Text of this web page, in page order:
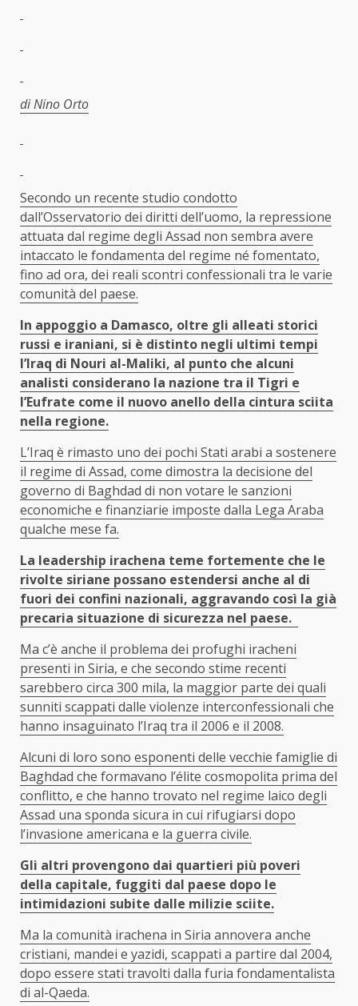
di Nino Orto
Secondo un recente studio condotto
dall’Osservatorio dei diritti dell’uomo, la repressione
attuata dal regime degli Assad non sembra avere
intaccato le fondamenta del regime né fomentato,
fino ad ora, dei reali scontri confessionali tra le varie
comunità del paese.
In appoggio a Damasco, oltre gli alleati storici
russi e iraniani, si è distinto negli ultimi tempi
l’Iraq di Nouri al-Maliki, al punto che alcuni
analisti considerano la nazione tra il Tigri e
l’Eufrate come il nuovo anello della cintura sciita
nella regione.
L’Iraq è rimasto uno dei pochi Stati arabi a sostenere
il regime di Assad, come dimostra la decisione del
governo di Baghdad di non votare le sanzioni
economiche e finanziarie imposte dalla Lega Araba
qualche mese fa.
La leadership irachena teme fortemente che le
rivolte siriane possano estendersi anche al di
fuori dei confini nazionali, aggravando così la già
precaria situazione di sicurezza nel paese.
Ma c’è anche il problema dei profughi iracheni
presenti in Siria, e che secondo stime recenti
sarebbero circa 300 mila, la maggior parte dei quali
sunniti scappati dalle violenze interconfessionali che
hanno insaguinato l’Iraq tra il 2006 e il 2008.
Alcuni di loro sono esponenti delle vecchie famiglie di
Baghdad che formavano l’élite cosmopolita prima del
conflitto, e che hanno trovato nel regime laico degli
Assad una sponda sicura in cui rifugiarsi dopo
l’invasione americana e la guerra civile.
Gli altri provengono dai quartieri più poveri
della capitale, fuggiti dal paese dopo le
intimidazioni subite dalle milizie sciite.
Ma la comunità irachena in Siria annovera anche
cristiani, mandei e yazidi, scappati a partire dal 2004,
dopo essere stati travolti dalla furia fondamentalista
di al-Qaeda.